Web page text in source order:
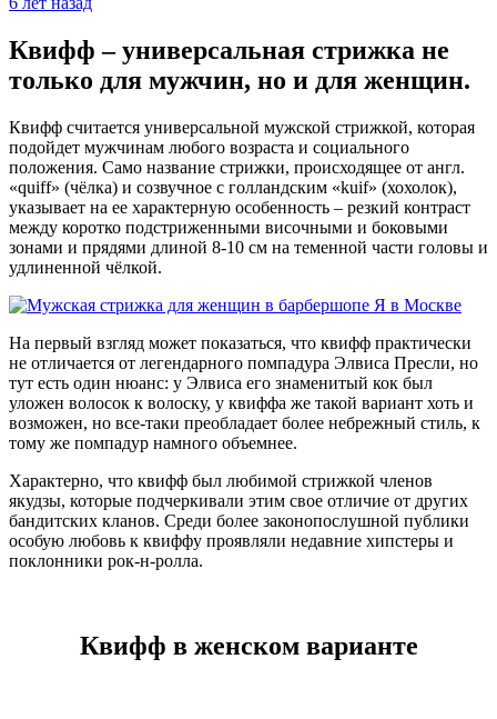
Квифф – универсальная стрижка не
только для мужчин, но и для женщин.
Квифф считается универсальной мужской стрижкой, которая
подойдет мужчинам любого возраста и социального
положения. Само название стрижки, происходящее от англ.
«quiff» (чёлка) и созвучное с голландским «kuif» (хохолок),
указывает на ее характерную особенность – резкий контраст
между коротко подстриженными височными и боковыми
зонами и прядями длиной 8-10 см на теменной части головы и
удлиненной чёлкой.
На первый взгляд может показаться, что квифф практически
не отличается от легендарного помпадура Элвиса Пресли, но
тут есть один нюанс: у Элвиса его знаменитый кок был
уложен волосок к волоску, у квиффа же такой вариант хоть и
возможен, но все-таки преобладает более небрежный стиль, к
тому же помпадур намного объемнее.
Характерно, что квифф был любимой стрижкой членов
якудзы, которые подчеркивали этим свое отличие от других
бандитских кланов. Среди более законопослушной публики
особую любовь к квиффу проявляли недавние хипстеры и
поклонники рок-н-ролла.
Квифф в женском варианте